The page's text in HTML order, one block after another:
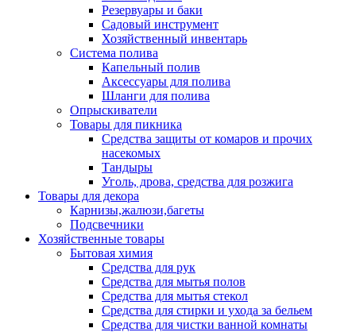
Резервуары и баки
Садовый инструмент
Хозяйственный инвентарь
Система полива
Капельный полив
Аксессуары для полива
Шланги для полива
Опрыскиватели
Товары для пикника
Средства защиты от комаров и прочих
насекомых
Тандыры
Уголь, дрова, средства для розжига
Товары для декора
Карнизы,жалюзи,багеты
Подсвечники
Хозяйственные товары
Бытовая химия
Средства для рук
Средства для мытья полов
Средства для мытья стекол
Средства для стирки и ухода за бельем
Средства для чистки ванной комнаты